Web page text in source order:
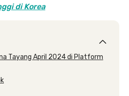
di Korea
Tayang April 2024 di Platform